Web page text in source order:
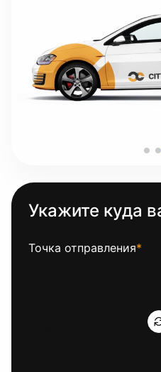
Укажите куда
Точка отправления*